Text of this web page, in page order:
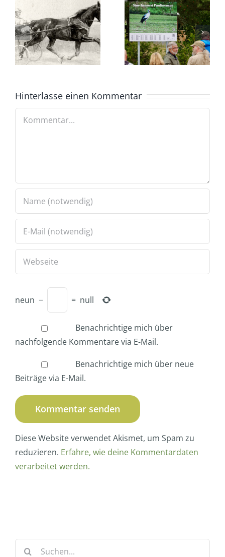
Hinterlasse einen Kommentar
Kommentar
neun − = null
Benachrichtige mich über
nachfolgende Kommentare via E-Mail.
Benachrichtige mich über neue
Beiträge via E-Mail.
Diese Website verwendet Akismet, um Spam zu
reduzieren. Erfahre, wie deine Kommentardaten
verarbeitet werden.
Suche